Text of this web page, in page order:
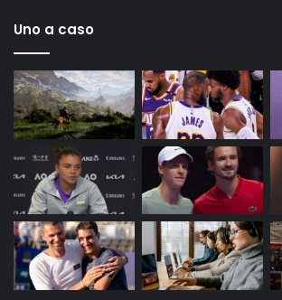
Uno a caso